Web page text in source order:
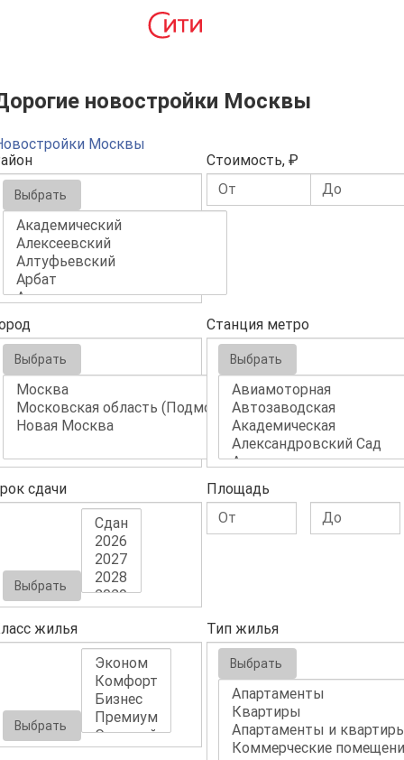
новостройки Москвы
Москвы
Выбрать
Стоимость, ₽
Выбрать
Станция метро
Выбрать
сдачи
Выбрать
Площадь
жилья
Выбрать
Тип жилья
Выбрать